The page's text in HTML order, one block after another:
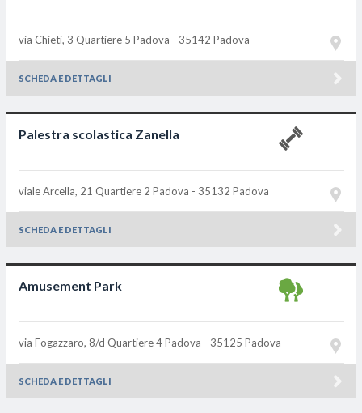
via Chieti, 3 Quartiere 5 Padova - 35142 Padova
SCHEDA E DETTAGLI
Palestra scolastica Zanella
viale Arcella, 21 Quartiere 2 Padova - 35132 Padova
SCHEDA E DETTAGLI
Amusement Park
via Fogazzaro, 8/d Quartiere 4 Padova - 35125 Padova
SCHEDA E DETTAGLI